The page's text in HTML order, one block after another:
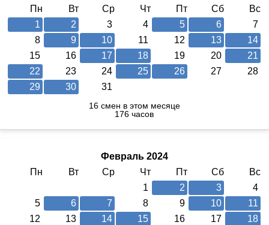
Пн
Вт Ср Чт Пт Сб
Вс
1
2 3 4 5 6
7
8
9 10 11 12 13
14
15
16 17 18 19 20
21
22
23 24 25 26 27
28
29
30 31
16 смен в этом месяце
176 часов
Февраль 2024
Пн
Вт Ср Чт Пт Сб
Вс
1
2 3
4
5
6 7 8 9 10
11
12
13 14 15 16 17
18